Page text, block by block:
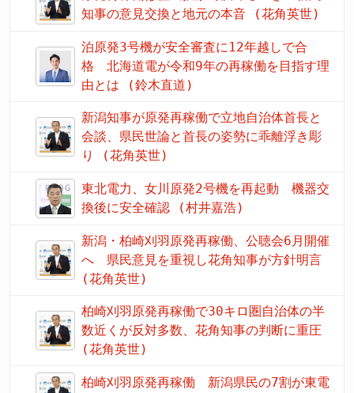
知事の意見交換と地元の本音 (花角英世)
泊原発3号機が安全審査に12年越しで合
格 北海道電が令和9年の再稼働を目指す理
由とは (鈴木直道)
新潟知事が原発再稼働で立地自治体首長と
会談、県民世論と首長の姿勢に乖離浮き彫
り (花角英世)
東北電力、女川原発2号機を再起動 機器交
換後に安全確認 (村井嘉浩)
新潟・柏崎刈羽原発再稼働、公聴会6月開催
へ 県民意見を重視し花角知事が方針明言
(花角英世)
柏崎刈羽原発再稼働で30キロ圏自治体の半
数近くが反対多数、花角知事の判断に重圧
(花角英世)
柏崎刈羽原発再稼働 新潟県民の7割が東電